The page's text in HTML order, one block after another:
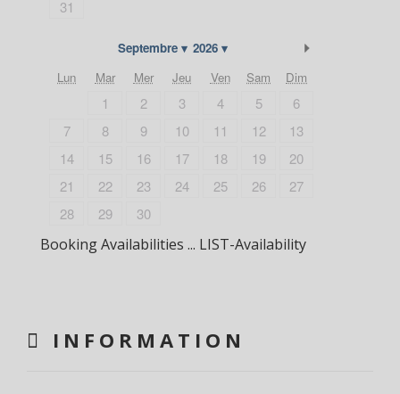
31
Septembre 2026
Lun Mar Mer Jeu Ven Sam Dim
1 2 3 4 5
6
7
8 9 10 11 12
13
14
15 16 17 18 19
20
21
22 23 24 25 26
27
28
29 30
Booking Availabilities ... LIST-Availability
INFORMATION